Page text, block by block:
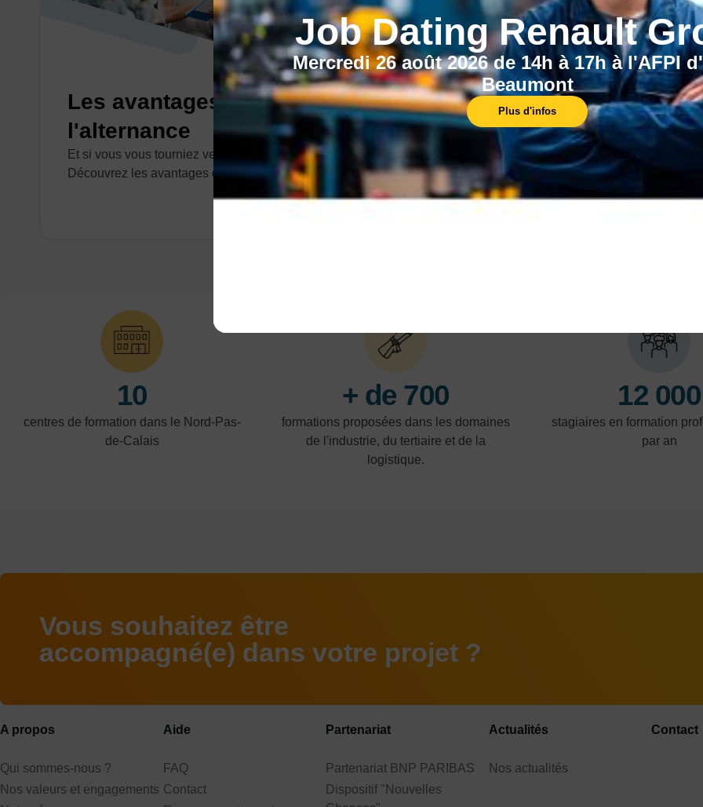
Job Dating Renault
Mercredi 26 août 2026 de 14h à 17h à l'AFPI
Beaumont
Plus d'infos
Les avantages de
l'alternance
Et si vous vous tourniez vers de l'alternance ?
Découvrez les avantages de ce contrat.
Nos centres
Découvrez nos 10 centres pour participer à
l'une de nos formations !
10
centres de formation dans le Nord-Pas-
de-Calais
+ de 700
formations proposées dans les domaines
de l'industrie, du tertiaire et de la
logistique.
12 000
stagiaires en formation
par an
Vous souhaitez être
accompagné(e) dans votre projet ?
A propos
Qui sommes-nous ?
Nos valeurs et engagements
Aide
FAQ
Contact
Partenariat
Partenariat BNP PARIBAS
Dispositif "Nouvelles
Actualités
Nos actualités
Contact